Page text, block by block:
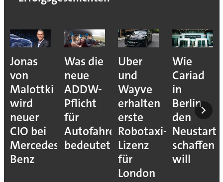
Jonas
von
Malottki
wird
neuer
CIO bei
Mercedes-
Benz
Was die
neue
ADDW-
Pflicht
für
Autofahrer
bedeutet
Uber
und
Wayve
erhalten
erste
Robotaxi-
Lizenz
für
London
Wie
Cariad
in
Berlin
den
Neustart
schaffen
will